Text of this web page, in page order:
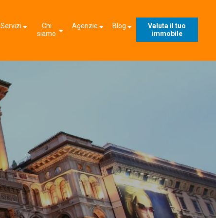
Servizi
Chi
siamo
Agenzie Blog
Valuta il tuo
immobile